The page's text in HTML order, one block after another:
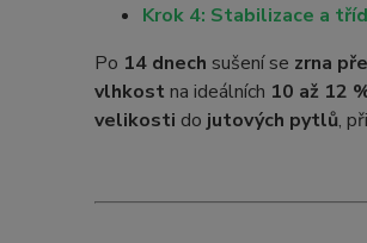
Krok 4: Stabilizace a
Po 14 dnech sušení se zrna
vlhkost na ideálních 10 až 12
velikosti do jutových pytlů,